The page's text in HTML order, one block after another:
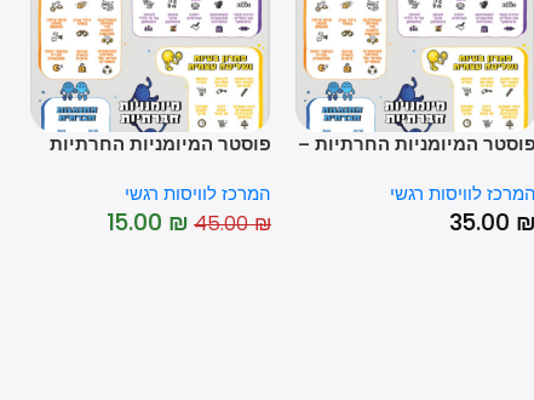
המיומניות החרתיות –
לוויסות רגשי
35.00
פוסטר המיומניות החרתיות
ומחנך
המרכז לוויסות רגשי
45.00
15.00₪